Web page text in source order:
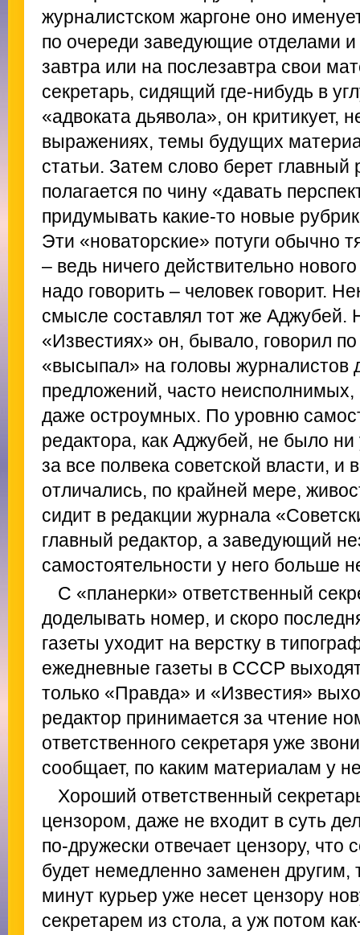
журналистском жаргоне оно
по очереди заведующие отделами и
завтра или на послезавтра свои
секретарь, сидящий где-нибудь в
«адвоката дьявола», он критикует,
выражениях, темы будущих
статьи. Затем слово берет главный
полагается по чину «давать
придумывать какие-то новые
Эти «новаторские» потуги обычно
– ведь ничего действительно
надо говорить – человек говорит.
смысле составлял тот же Аджубей.
«Известиях» он, бывало, говорил
«высыпал» на головы журналистов
предложений, часто
даже остроумных. По уровню
редактора, как Аджубей, не было ни
за все полвека советской власти, и
отличались, по крайней мере,
сидит в редакции журнала
главный редактор, а заведующий
самостоятельности у него больше
С «планерки» ответственный
доделывать номер, и скоро
газеты уходит на верстку в
ежедневные газеты в СССР
только «Правда» и «Известия»
редактор принимается за чтение
ответственного секретаря уже
сообщает, по каким материалам у
Хороший ответственный
цензором, даже не входит в суть
по-дружески отвечает цензору,
будет немедленно заменен другим,
минут курьер уже несет цензору
секретарем из стола, а уж потом